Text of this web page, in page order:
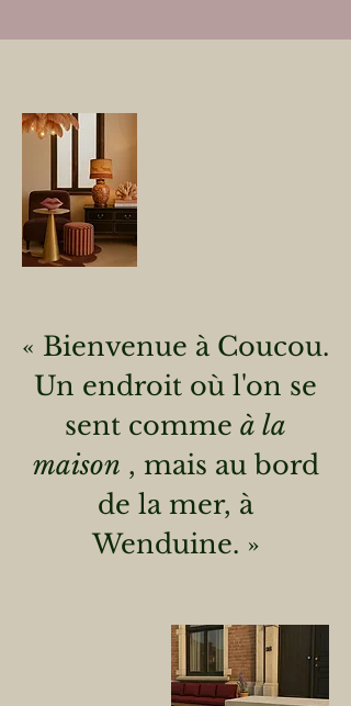
« Bienvenue à Coucou.
Un endroit où l'on se
sent comme à la
maison , mais au bord
de la mer, à
Wenduine. »